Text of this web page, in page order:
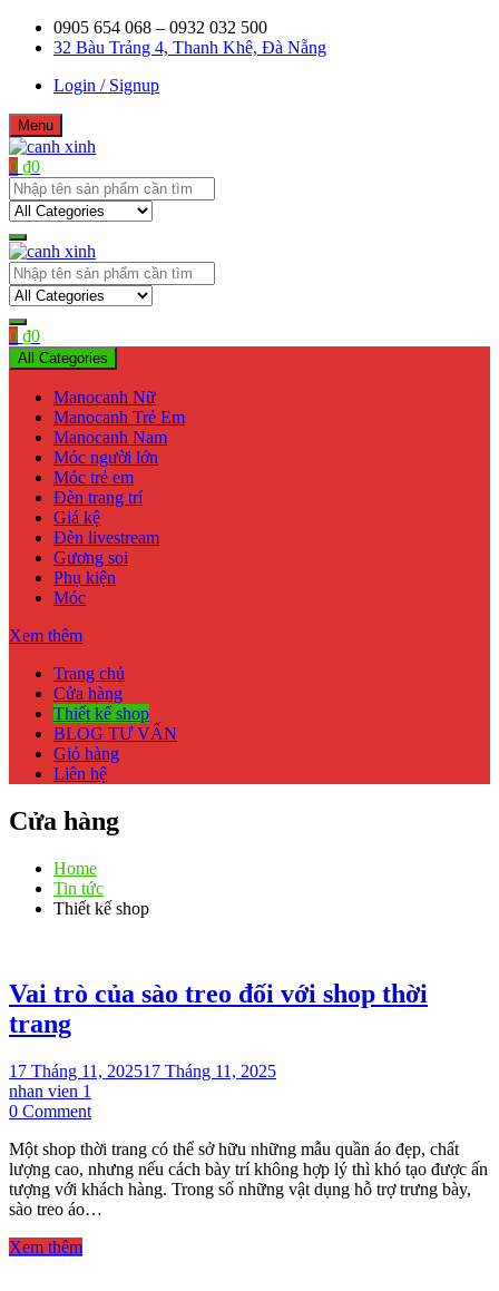
Skip
0905 654 068 – 0932 032 500
32 Bàu Trảng 4, Thanh Khê, Đà Nẵng
Login / Signup
Menu
canh xinh
Shop bán manơcanh, phụ kiện mở shop
0 ₫0
canh xinh
Shop bán manơcanh, phụ kiện mở shop
0 ₫0
All Categories
Manocanh Nữ
Manocanh Trẻ Em
Manocanh Nam
Móc người lớn
Móc trẻ em
Đèn trang trí
Giá kệ
Đèn livestream
Gương soi
Phụ kiện
Móc
Xem thêm
Trang chủ
Cửa hàng
Thiết kế shop
BLOG TƯ VẤN
Giỏ hàng
Liên hệ
Cửa hàng
Home
Tin tức
Thiết kế shop
Vai trò của sào treo đối với shop thời
trang
17 Tháng 11, 202517 Tháng 11, 2025
nhan vien 1
0 Commenton
trò
của
sào
treo
Một shop thời trang có thể sở hữu những mẫu quần áo đẹp, chất
lượng cao, nhưng nếu cách bày trí không hợp lý thì khó tạo được ấn
tượng với khách hàng. Trong số những vật dụng hỗ trợ trưng bày,
sào treo áo…
Xem thêm